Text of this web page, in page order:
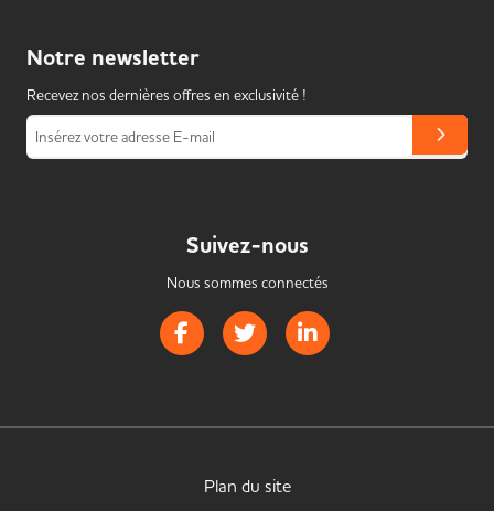
Notre newsletter
Recevez nos dernières offres en exclusivité !
Insérez votre adresse E-mail
Suivez-nous
Nous sommes connectés
Page Facebook de Handistrib
Page Twitter de Handistrib
Plan du site